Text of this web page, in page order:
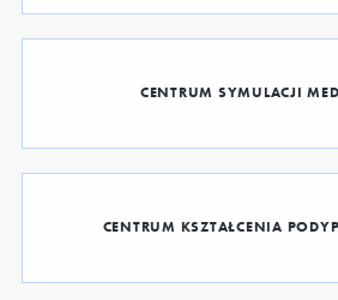
CENTRUM SYMULACJI
CENTRUM KSZTAŁCENIA